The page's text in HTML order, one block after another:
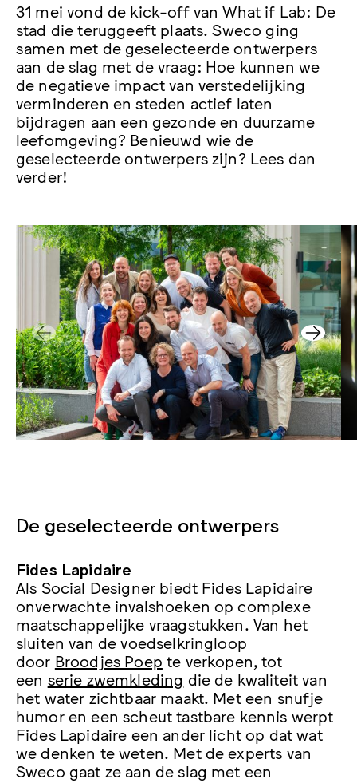
31 mei vond de kick-off van What if Lab: De
stad die teruggeeft plaats. Sweco ging
samen met de geselecteerde ontwerpers
aan de slag met de vraag: Hoe kunnen we
de negatieve impact van verstedelijking
verminderen en steden actief laten
bijdragen aan een gezonde en duurzame
leefomgeving? Benieuwd wie de
geselecteerde ontwerpers zijn? Lees dan
verder!
De geselecteerde ontwerpers
Fides Lapidaire
Als Social Designer biedt Fides Lapidaire
onverwachte invalshoeken op complexe
maatschappelijke vraagstukken. Van het
sluiten van de voedselkringloop
door Broodjes Poep te verkopen, tot
een serie zwemkleding die de kwaliteit van
het water zichtbaar maakt. Met een snufje
humor en een scheut tastbare kennis werpt
Fides Lapidaire een ander licht op dat wat
we denken te weten. Met de experts van
Sweco gaat ze aan de slag met een